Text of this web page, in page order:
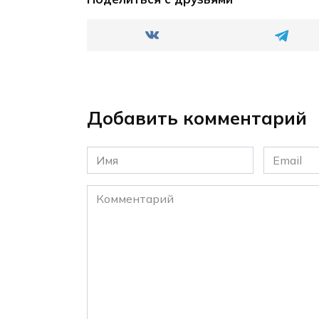
Добавить комментарий
Имя
*
Email
*
Комментарий